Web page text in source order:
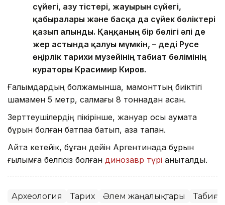
сүйегі, азу тістері, жауырын сүйегі,
қабырғалары және басқа да сүйек бөліктері
қазып алынды. Қаңқаның бір бөлігі әлі де
жер астында қалуы мүмкін, – деді Русе
өңірлік тарихи музейінің табиғат бөлімінің
кураторы Красимир Киров.
Ғалымдардың болжамынша, мамонттың биіктігі
шамамен 5 метр, салмағы 8 тоннадан асқан.
Зерттеушілердің пікірінше, жануар осы аумақта
бұрын болған батпаққа батып, қаза тапқан.
Айта кетейік, бұған дейін Аргентинада бұрын
ғылымға белгісіз болған динозавр түрі анықталды.
Археология Тарих Әлем жаңалықтары Табиғат